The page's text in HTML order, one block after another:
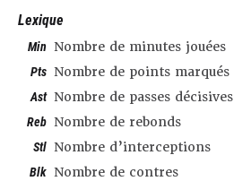
Lexique
Min Nombre de minutes jouées
Pts Nombre de points marqués
Ast Nombre de passes décisives
Reb Nombre de rebonds
Stl Nombre d’interceptions
Blk Nombre de contres